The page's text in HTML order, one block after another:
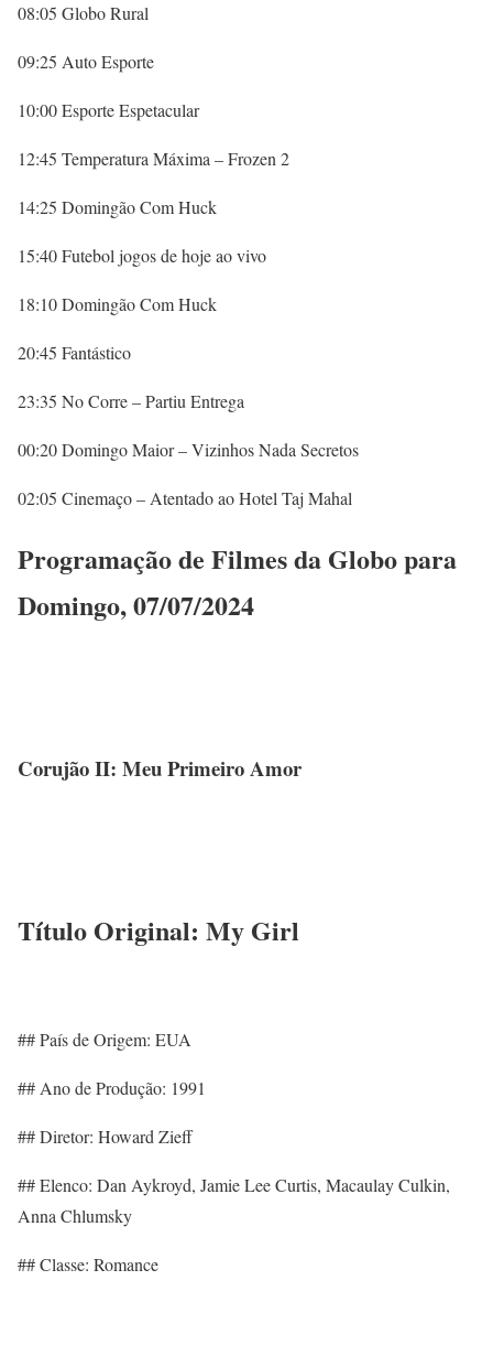
08:05 Globo Rural
09:25 Auto Esporte
10:00 Esporte Espetacular
12:45 Temperatura Máxima – Frozen 2
14:25 Domingão Com Huck
15:40 Futebol jogos de hoje ao vivo
18:10 Domingão Com Huck
20:45 Fantástico
23:35 No Corre – Partiu Entrega
00:20 Domingo Maior – Vizinhos Nada Secretos
02:05 Cinemaço – Atentado ao Hotel Taj Mahal
Programação de Filmes da Globo para
Domingo, 07/07/2024
Corujão II: Meu Primeiro Amor
Título Original: My Girl
## País de Origem: EUA
## Ano de Produção: 1991
## Diretor: Howard Zieff
## Elenco: Dan Aykroyd, Jamie Lee Curtis, Macaulay Culkin,
Anna Chlumsky
## Classe: Romance